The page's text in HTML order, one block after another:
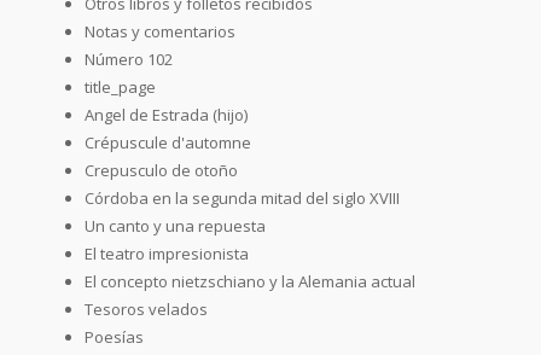
Notas y comentarios
Número 102
title_page
Angel de Estrada (hijo)
Crépuscule d'automne
Crepusculo de otoño
Córdoba en la segunda mitad del siglo XVIII
Un canto y una repuesta
El teatro impresionista
El concepto nietzschiano y la Alemania actual
Tesoros velados
Poesías